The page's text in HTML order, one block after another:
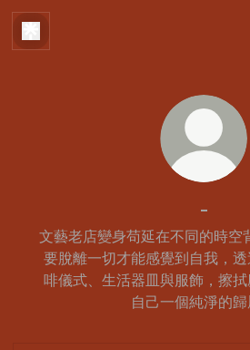
-
文藝老店變身苟延在不同的時
要脫離一切才能感覺到自我，
啡儀式、生活器皿與服飾，擦
自己一個純淨的歸